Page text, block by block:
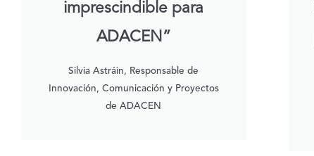
imprescindible para
ADACEN”
Silvia Astráin, Responsable de
Innovación, Comunicación y Proyectos
de ADACEN